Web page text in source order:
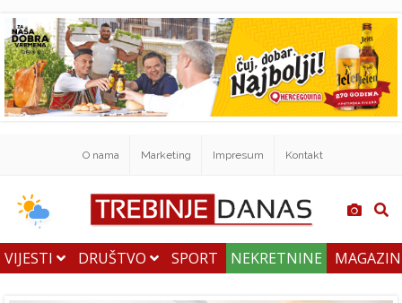
O nama Marketing Impresum Kontakt
VIJESTI DRUŠTVO SPORT NEKRETNINE